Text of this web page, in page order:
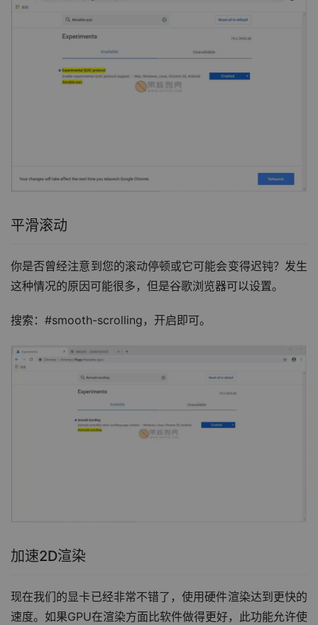
平滑滚动
你是否曾经注意到您的滚动停顿或它可能会变得迟钝？发生
这种情况的原因可能很多，但是谷歌浏览器可以设置。
搜索：#smooth-scrolling，开启即可。
加速2D渲染
现在我们的显卡已经非常不错了，使用硬件渲染达到更快的
速度。如果GPU在渲染方面比软件做得更好，此功能允许使